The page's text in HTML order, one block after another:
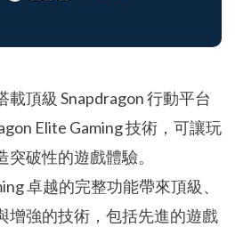
頂級 Snapdragon 行動平台
Elite Gaming 技術，可讓玩
破性的遊戲體驗。
卓越的完整功能帶來頂級、
增強的技術，包括先進的遊戲